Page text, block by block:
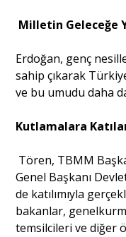
Milletin Geleceğe
Erdoğan, genç
sahip çıkarak
ve bu umudu daha
Kutlamalara
Tören, TBMM
Genel Başkanı
de katılımıyla
bakanlar,
temsilcileri ve diğer